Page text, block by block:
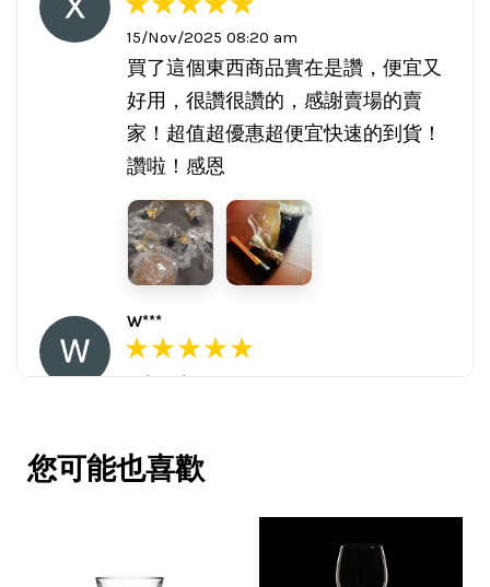
15/Nov/2025 08:20 am
買了這個東西商品實在是讚，便宜又
好用，很讚很讚的，感謝賣場的賣
家！超值超優惠超便宜快速的到貨！
讚啦！感恩
W***
16/Nov/2025 03:45 pm
這購買。希望賣家能多選賣更多商
您可能也喜歡